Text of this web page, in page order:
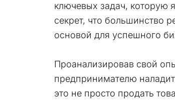
ключевых задач, которую
секрет, что большинство
основой для успешного
Проанализировав свой
предпринимателю
это не просто продать